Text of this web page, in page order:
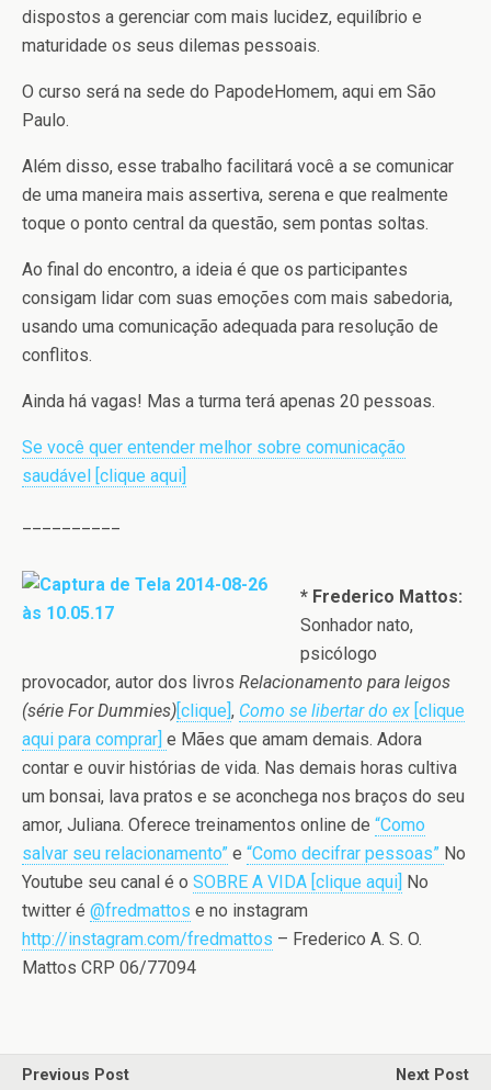
dispostos a gerenciar com mais lucidez, equilíbrio e
maturidade os seus dilemas pessoais.
O curso será na sede do PapodeHomem, aqui em São
Paulo.
Além disso, esse trabalho facilitará você a se comunicar
de uma maneira mais assertiva, serena e que realmente
toque o ponto central da questão, sem pontas soltas.
Ao final do encontro, a ideia é que os participantes
consigam lidar com suas emoções com mais sabedoria,
usando uma comunicação adequada para resolução de
conflitos.
Ainda há vagas! Mas a turma terá apenas 20 pessoas.
Se você quer entender melhor sobre comunicação
saudável [clique aqui]
* Frederico Mattos:
Sonhador nato,
psicólogo
provocador, autor dos livros Relacionamento para leigos
(série For Dummies)[clique], Como se libertar do ex [clique
aqui para comprar] e Mães que amam demais. Adora
contar e ouvir histórias de vida. Nas demais horas cultiva
um bonsai, lava pratos e se aconchega nos braços do seu
amor, Juliana. Oferece treinamentos online de “Como
salvar seu relacionamento” e “Como decifrar pessoas” No
Youtube seu canal é o SOBRE A VIDA [clique aqui] No
twitter é @fredmattos e no instagram
http://instagram.com/fredmattos – Frederico A. S. O.
Mattos CRP 06/77094
Previous Post
Next Post